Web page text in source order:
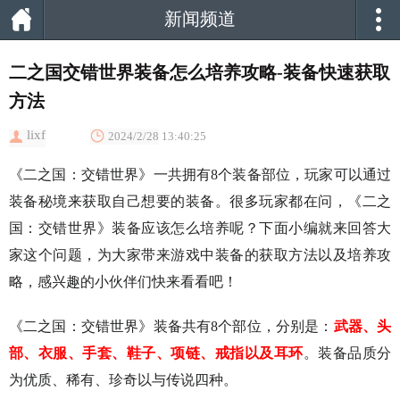
新闻频道
二之国交错世界装备怎么培养攻略-装备快速获取
方法
lixf 2024/2/28 13:40:25
《二之国：交错世界》一共拥有8个装备部位，玩家可以通过
装备秘境来获取自己想要的装备。很多玩家都在问，《二之
国：交错世界》装备应该怎么培养呢？下面小编就来回答大
家这个问题，为大家带来游戏中装备的获取方法以及培养攻
略，感兴趣的小伙伴们快来看看吧！
《二之国：交错世界》装备共有8个部位，分别是： 武器、头
部、衣服、手套、鞋子、项链、戒指以及耳环。装备品质分
为优质、稀有、珍奇以与传说四种。